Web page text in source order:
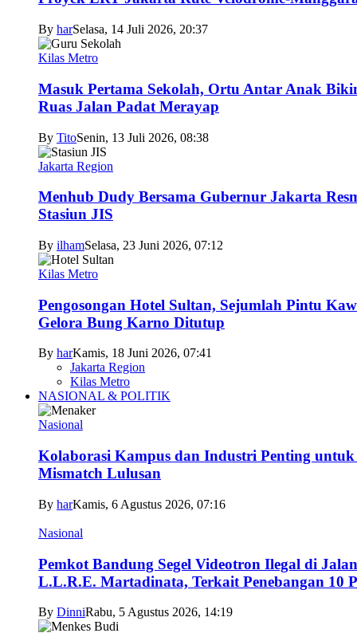
By harSelasa, 14 Juli 2026, 20:37
Kilas Metro
Masuk Pertama Sekolah, Ortu Antar Anak
Ruas Jalan Padat Merayap
By TitoSenin, 13 Juli 2026, 08:38
Jakarta Region
Menhub Dudy Bersama Gubernur Jakarta
Stasiun JIS
By ilhamSelasa, 23 Juni 2026, 07:12
Kilas Metro
Pengosongan Hotel Sultan, Sejumlah Pintu
Gelora Bung Karno Ditutup
By harKamis, 18 Juni 2026, 07:41
Jakarta Region
Kilas Metro
NASIONAL & POLITIK
Nasional
Kolaborasi Kampus dan Industri Penting untuk
Mismatch Lulusan
By harKamis, 6 Agustus 2026, 07:16
Nasional
Pemkot Bandung Segel Videotron Ilegal di Jalan
L.L.R.E. Martadinata, Terkait Penebangan 10
By DinniRabu, 5 Agustus 2026, 14:19